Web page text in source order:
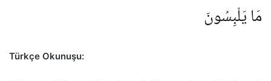
مَا يَلْبِسُونَ
Türkçe Okunuşu: